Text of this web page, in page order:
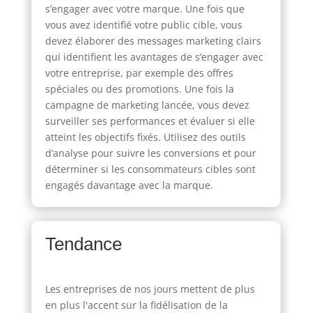
s’engager avec votre marque. Une fois que
vous avez identifié votre public cible, vous
devez élaborer des messages marketing clairs
qui identifient les avantages de s’engager avec
votre entreprise, par exemple des offres
spéciales ou des promotions. Une fois la
campagne de marketing lancée, vous devez
surveiller ses performances et évaluer si elle
atteint les objectifs fixés. Utilisez des outils
d’analyse pour suivre les conversions et pour
déterminer si les consommateurs cibles sont
engagés davantage avec la marque.
Tendance
Les entreprises de nos jours mettent de plus
en plus l'accent sur la fidélisation de la